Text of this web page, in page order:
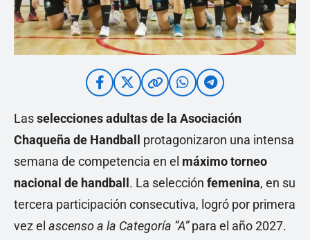
Lasselecciones adultas de la Asociación
Chaqueña de Handball
protagonizaron una intensa
semana de competencia en el máximo torneo
nacional de handball . La selección femenina, en su
tercera participación consecutiva, logró por primera
vez el ascenso a la Categoría “A”para el año 2027.